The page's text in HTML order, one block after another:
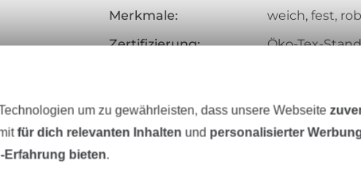
Merkmale:
weich, fest,
Zertifizierung:
Öko-Tex-
Zertifikatsnummer:
1909104
Art.Nr.:
20501-006
Hersteller-Kontaktdaten
um zu gewährleisten, dass unsere Webseite
für dich relevanten Inhalten und personalisierter
Erfahrung bieten.